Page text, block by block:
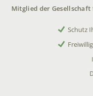
Mitglied der
Schutz